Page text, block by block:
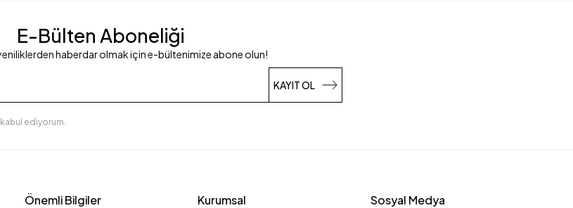
E-Bülten Aboneliği
haberdar olmak için e-bültenimize abone olun!
KAYIT OL
ediyorum.
Önemli Bilgiler Kurumsal Sosyal Medya